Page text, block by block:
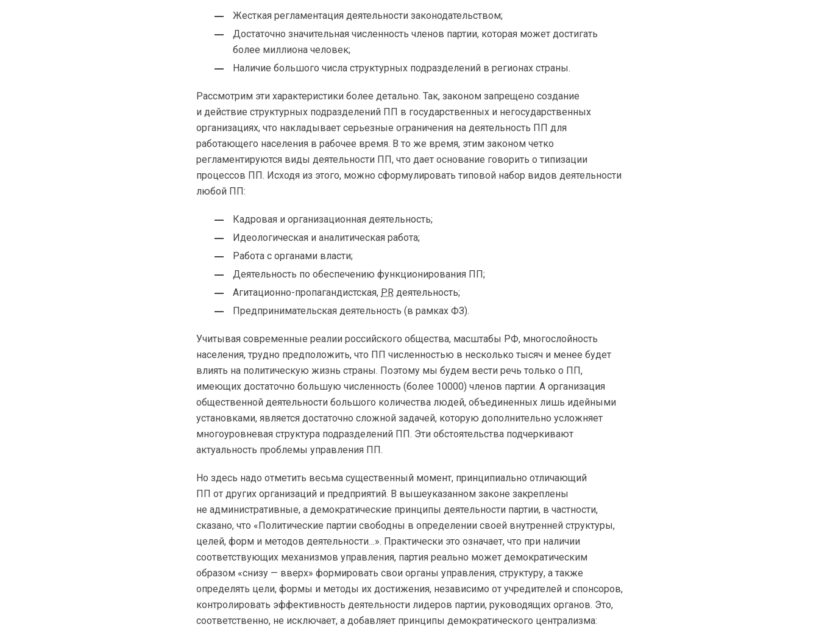
Жесткая регламентация деятельности законодательством;
Достаточно значительная численность членов партии, которая может достигать
более миллиона человек;
Наличие большого числа структурных подразделений в регионах страны.
Рассмотрим эти характеристики более детально. Так, законом запрещено создание
и действие структурных подразделений ПП в государственных и негосударственных
организациях, что накладывает серьезные ограничения на деятельность ПП для
работающего населения в рабочее время. В то же время, этим законом четко
регламентируются виды деятельности ПП, что дает основание говорить о типизации
процессов ПП. Исходя из этого, можно сформулировать типовой набор видов деятельности
любой ПП:
Кадровая и организационная деятельность;
Идеологическая и аналитическая работа;
Работа с органами власти;
Деятельность по обеспечению функционирования ПП;
Агитационно-пропагандистская, PR деятельность;
Предпринимательская деятельность (в рамках ФЗ).
Учитывая современные реалии российского общества, масштабы РФ, многослойность
населения, трудно предположить, что ПП численностью в несколько тысяч и менее будет
влиять на политическую жизнь страны. Поэтому мы будем вести речь только о ПП,
имеющих достаточно большую численность (более 10000) членов партии. А организация
общественной деятельности большого количества людей, объединенных лишь идейными
установками, является достаточно сложной задачей, которую дополнительно усложняет
многоуровневая структура подразделений ПП. Эти обстоятельства подчеркивают
актуальность проблемы управления ПП.
Но здесь надо отметить весьма существенный момент, принципиально отличающий
ПП от других организаций и предприятий. В вышеуказанном законе закреплены
не административные, а демократические принципы деятельности партии, в частности,
сказано, что «Политические партии свободны в определении своей внутренней структуры,
целей, форм и методов деятельности…». Практически это означает, что при наличии
соответствующих механизмов управления, партия реально может демократическим
образом «снизу — вверх» формировать свои органы управления, структуру, а также
определять цели, формы и методы их достижения, независимо от учредителей и спонсоров,
контролировать эффективность деятельности лидеров партии, руководящих органов. Это,
соответственно, не исключает, а добавляет принципы демократического централизма: